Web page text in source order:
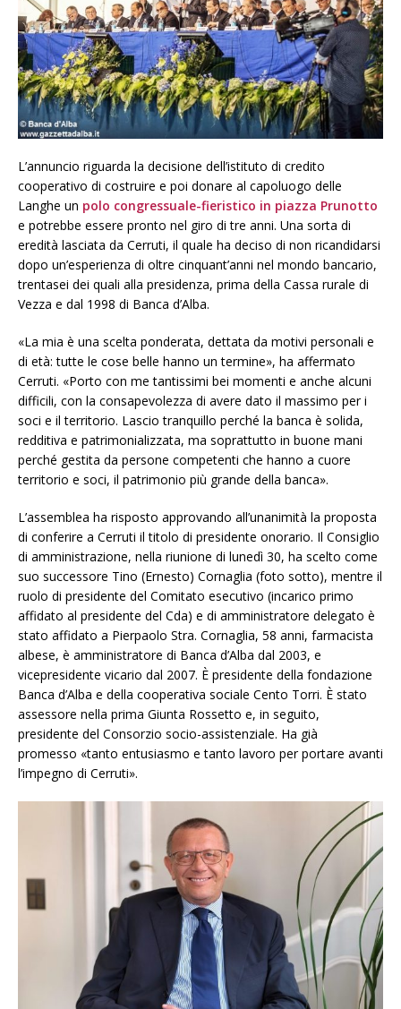
L’annuncio riguarda la decisione dell’istituto di credito
cooperativo di costruire e poi donare al capoluogo delle
Langhe un polo congressuale-fieristico in piazza Prunotto
e potrebbe essere pronto nel giro di tre anni. Una sorta di
eredità lasciata da Cerruti, il quale ha deciso di non ricandidarsi
dopo un’esperienza di oltre cinquant’anni nel mondo bancario,
trentasei dei quali alla presidenza, prima della Cassa rurale di
Vezza e dal 1998 di Banca d’Alba.
«La mia è una scelta ponderata, dettata da motivi personali e
di età: tutte le cose belle hanno un termine», ha affermato
Cerruti. «Porto con me tantissimi bei momenti e anche alcuni
difficili, con la consapevolezza di avere dato il massimo per i
soci e il territorio. Lascio tranquillo perché la banca è solida,
redditiva e patrimonializzata, ma soprattutto in buone mani
perché gestita da persone competenti che hanno a cuore
territorio e soci, il patrimonio più grande della banca».
L’assemblea ha risposto approvando all’unanimità la proposta
di conferire a Cerruti il titolo di presidente onorario. Il Consiglio
di amministrazione, nella riunione di lunedì 30, ha scelto come
suo successore Tino (Ernesto) Cornaglia (foto sotto), mentre il
ruolo di presidente del Comitato esecutivo (incarico primo
affidato al presidente del Cda) e di amministratore delegato è
stato affidato a Pierpaolo Stra. Cornaglia, 58 anni, farmacista
albese, è amministratore di Banca d’Alba dal 2003, e
vicepresidente vicario dal 2007. È presidente della fondazione
Banca d’Alba e della cooperativa sociale Cento Torri. È stato
assessore nella prima Giunta Rossetto e, in seguito,
presidente del Consorzio socio-assistenziale. Ha già
promesso «tanto entusiasmo e tanto lavoro per portare avanti
l’impegno di Cerruti».